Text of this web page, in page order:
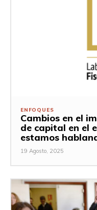
ENFOQUES
Cambios en el
de capital en el
estamos
19 Agosto, 2025